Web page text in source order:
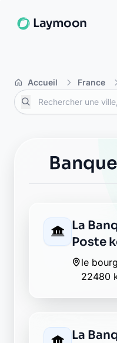
Laymoon
Accueil France
La
Poste
le bourg
22480
La